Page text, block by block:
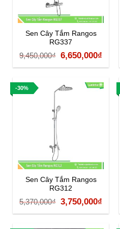
Sen Cây Tắm Rangos
RG337
9,450,000₫ Giá
gốc
6,650,000₫
hiện
tại
-30%
Sen Cây Tắm Rangos
RG312
5,370,000₫ Giá
gốc
3,750,000₫
hiện